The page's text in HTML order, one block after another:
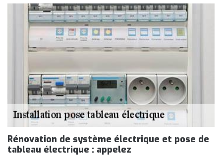
Rénovation de système électrique et pose de
tableau électrique : appelez